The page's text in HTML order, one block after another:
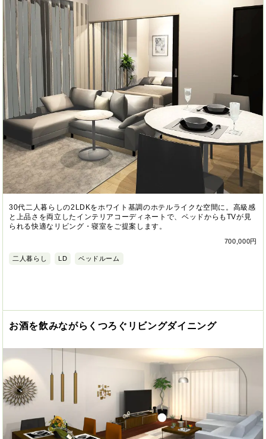
30代二人暮らしの2LDKをホワイト基調のホテルライクな空間に。高級感
と上品さを両立したインテリアコーディネートで、ベッドからもTVが見
られる快適なリビング・寝室をご提案します。
700,000円
二人暮らし LD ベッドルーム
お酒を飲みながらくつろぐリビングダイニング